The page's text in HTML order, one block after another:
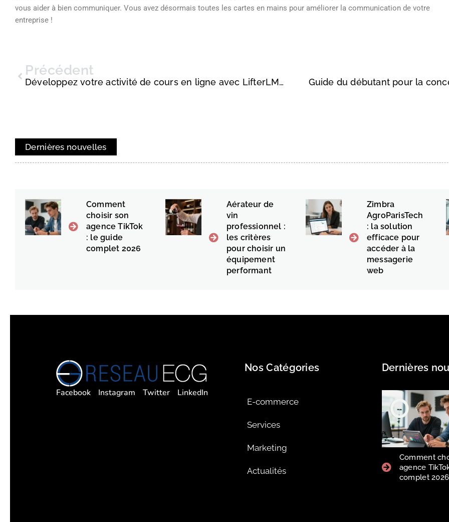
vous aider à bien communiquer. Vous avez désormais toutes les cartes en mains pour améliorer la communication de votre
entreprise !
Précédent
Développez votre activité de cours en ligne avec LifterLMS et ConvertKit Guide du débutant pour la
Dernières nouvelles
Comment
choisir son
agence TikTok
: le guide
complet 2026
Aérateur de
vin
professionnel :
les critères
pour choisir un
équipement
performant
Zimbra
AgroParisTech
: la solution
efficace pour
accéder à la
messagerie
web
Facebook Instagram Twitter LinkedIn
Nos Catégories
E-commerce
Services
Marketing
Actualités
Dernières
Comment
agence
complet 2026